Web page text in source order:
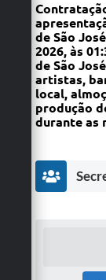
de São
2026, às
de São
artistas,
local,
produção
durante as